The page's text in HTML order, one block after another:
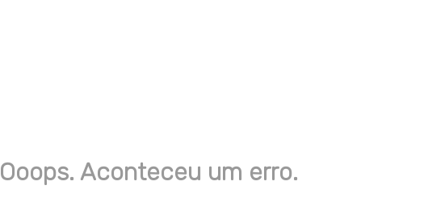
Ooops. Aconteceu um erro.